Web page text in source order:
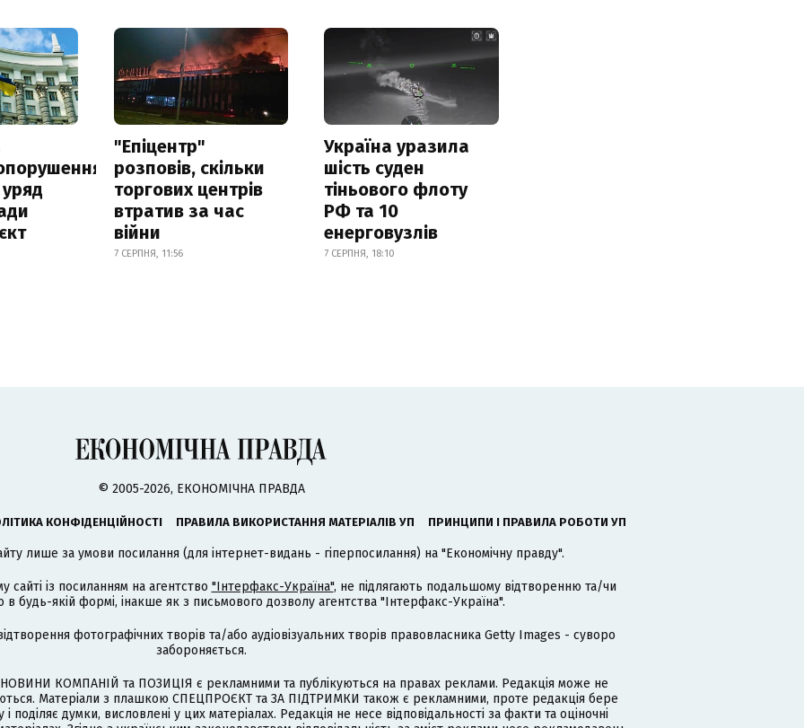
"Епіцентр"
розповів, скільки
торгових центрів
втратив за час
війни
7 СЕРПНЯ, 11:56
Україна уразила
шість суден
тіньового флоту
РФ та 10
енерговузлів
7 СЕРПНЯ, 18:10
© 2005-2026, ЕКОНОМІЧНА ПРАВДА
КОНФІДЕНЦІЙНОСТІ ПРАВИЛА ВИКОРИСТАННЯ МАТЕРІАЛІВ УП ПРИНЦИПИ І ПРАВИЛА РОБОТИ УП
лише за умови посилання (для інтернет-видань - гіперпосилання) на "Економічну правду".
сайті із посиланням на агентство "Інтерфакс-Україна", не підлягають подальшому відтворенню та/чи
будь-якій формі, інакше як з письмового дозволу агентства "Інтерфакс-Україна".
фотографічних творів та/або аудіовізуальних творів правовласника Getty Images - суворо
забороняється.
НОВИНИ КОМПАНІЙ та ПОЗИЦІЯ є рекламними та публікуються на правах реклами. Редакція може не
Матеріали з плашкою СПЕЦПРОЄКТ та ЗА ПІДТРИМКИ також є рекламними, проте редакція бере
поділяє думки, висловлені у цих матеріалах. Редакція не несе відповідальності за факти та оціночні